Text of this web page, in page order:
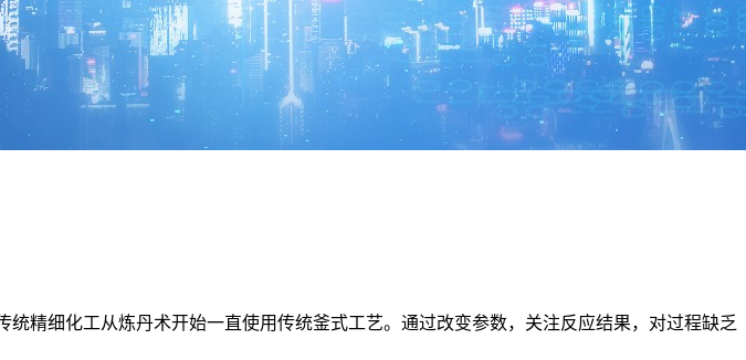
细化工从炼丹术开始一直使用传统釜式工艺。通过改变参数，关注反应结果，对过程缺乏